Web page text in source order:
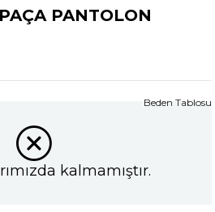
PANTOLON
kalmamıştır.
Beden Tablosu